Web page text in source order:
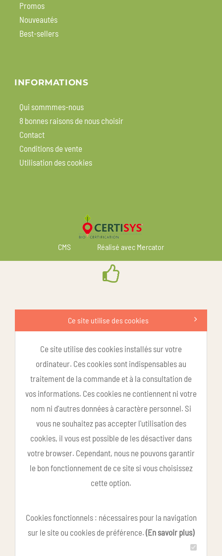
Promos
Nouveautés
Best-sellers
INFORMATIONS
Qui sommmes-nous
8 bonnes raisons de nous choisir
Contact
Conditions de vente
Utilisation des cookies
CMS Réalisé avec Mercator
Ce site utilise des cookies
Ce site utilise des cookies installés sur votre
ordinateur. Ces cookies sont indispensables au
traitement de la commande et à la consultation de
vos informations. Ces cookies ne contiennent ni votre
nom ni d'autres données à caractère personnel. Si
vous ne souhaitez pas accepter l'utilisation des
cookies, il vous est possible de les désactiver dans
votre browser. Cependant, nous ne pouvons garantir
le bon fonctionnement de ce site si vous choisissez
cette option.
Cookies fonctionnels : nécessaires pour la navigation
sur le site ou cookies de préférence. (En savoir plus)